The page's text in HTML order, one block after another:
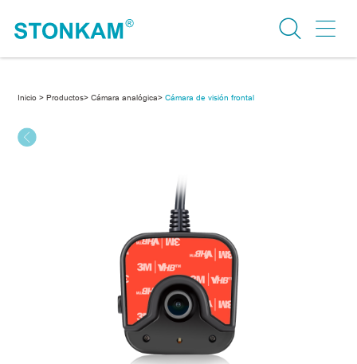
Inicio > Productos> Cámara analógica> Cámara de visión frontal